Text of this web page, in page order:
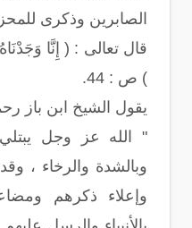
الصابرين وذكرى
قال تعالى : ( إِنَّا
) ص : 44.
يقول الشيخ ابن باز
" الله عز وجل يبتلي
وبالشدة والرخاء ،
وإعلاء ذكرهم